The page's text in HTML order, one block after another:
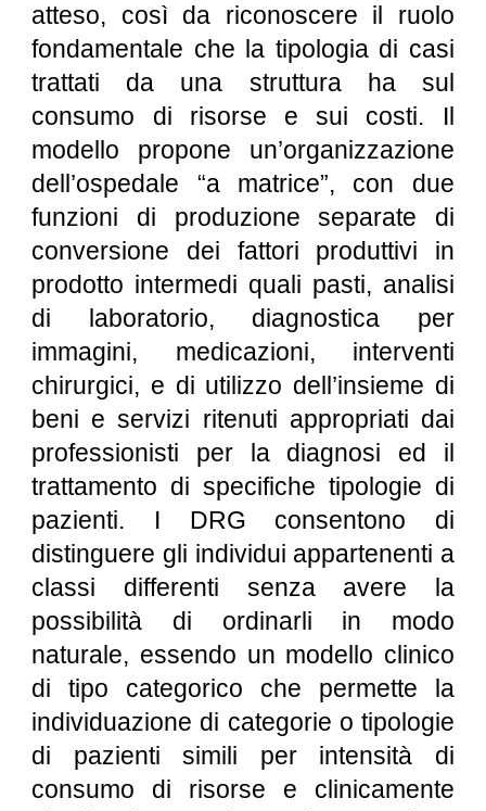
atteso, così da riconoscere il ruolo
fondamentale che la tipologia di casi
trattati da una struttura ha sul
consumo di risorse e sui costi. Il
modello propone un’organizzazione
dell’ospedale “a matrice”, con due
funzioni di produzione separate di
conversione dei fattori produttivi in
prodotto intermedi quali pasti, analisi
di laboratorio, diagnostica per
immagini, medicazioni, interventi
chirurgici, e di utilizzo dell’insieme di
beni e servizi ritenuti appropriati dai
professionisti per la diagnosi ed il
trattamento di specifiche tipologie di
pazienti. I DRG consentono di
distinguere gli individui appartenenti a
classi differenti senza avere la
possibilità di ordinarli in modo
naturale, essendo un modello clinico
di tipo categorico che permette la
individuazione di categorie o tipologie
di pazienti simili per intensità di
consumo di risorse e clinicamente